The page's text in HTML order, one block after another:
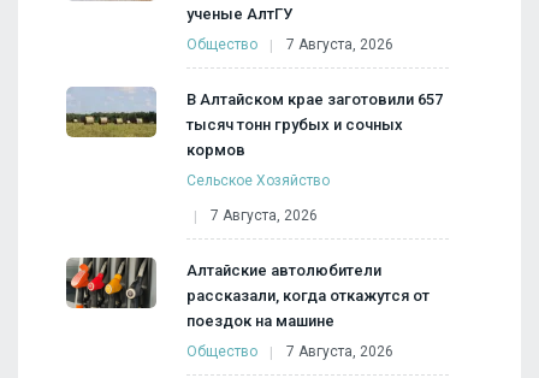
ученые АлтГУ
Общество 7 Августа, 2026
В Алтайском крае заготовили 657
тысяч тонн грубых и сочных
кормов
Сельское Хозяйство
7 Августа, 2026
Алтайские автолюбители
рассказали, когда откажутся от
поездок на машине
Общество 7 Августа, 2026